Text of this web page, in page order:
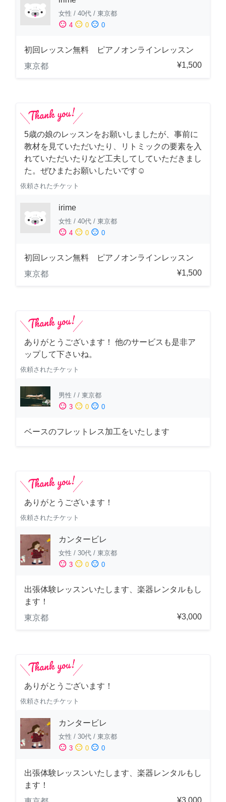
女性 / 40代 / 東京都
sentiment_satisfied 4 sentiment_neutral 0 sentiment_dissatisfied 0
初回レッスン無料 ピアノオンラインレッスン
東京都
¥1,500
5歳の娘のレッスンをお願いしましたが、事前に
教材を見ていただいたり、リトミックの要素を入
れていただいたりなど工夫してしていただきまし
た。ぜひまたお願いしたいです☺️
依頼されたチケット
irime
女性 / 40代 / 東京都
sentiment_satisfied 4 sentiment_neutral 0 sentiment_dissatisfied 0
初回レッスン無料 ピアノオンラインレッスン
東京都
¥1,500
ありがとうございます！ 他のサービスも是非ア
ップして下さいね。
依頼されたチケット
男性 / / 東京都
sentiment_satisfied 3 sentiment_neutral 0 sentiment_dissatisfied 0
ベースのフレットレス加工をいたします
ありがとうございます！
依頼されたチケット
カンタービレ
女性 / 30代 / 東京都
sentiment_satisfied 3 sentiment_neutral 0 sentiment_dissatisfied 0
出張体験レッスンいたします、楽器レンタルもし
ます！
東京都
¥3,000
ありがとうございます！
依頼されたチケット
カンタービレ
女性 / 30代 / 東京都
sentiment_satisfied 3 sentiment_neutral 0 sentiment_dissatisfied 0
出張体験レッスンいたします、楽器レンタルもし
ます！